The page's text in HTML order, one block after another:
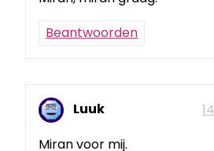
Beantwoorden
Luuk
Miran voor mij.